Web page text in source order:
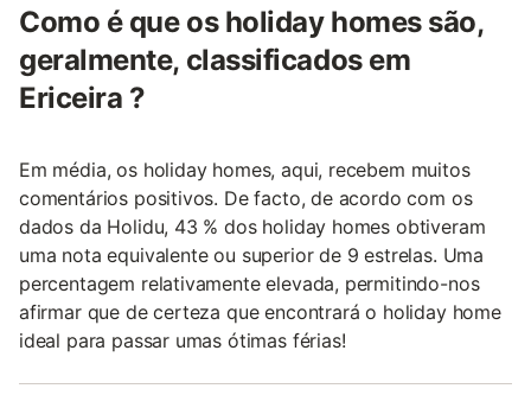
Como é que os holiday homes são,
geralmente, classificados em
Ericeira ?
Em média, os holiday homes, aqui, recebem muitos
comentários positivos. De facto, de acordo com os
dados da Holidu, 43 % dos holiday homes obtiveram
uma nota equivalente ou superior de 9 estrelas. Uma
percentagem relativamente elevada, permitindo-nos
afirmar que de certeza que encontrará o holiday home
ideal para passar umas ótimas férias!